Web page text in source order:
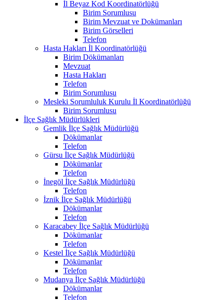
İl Beyaz Kod Koordinatörlüğü
Birim Sorumlusu
Birim Mevzuat ve Dokümanları
Birim Görselleri
Telefon
Hasta Hakları İl Koordinatörlüğü
Birim Dökümanları
Mevzuat
Hasta Hakları
Telefon
Birim Sorumlusu
Mesleki Sorumluluk Kurulu İl Koordinatörlüğü
Birim Sorumlusu
İlçe Sağlık Müdürlükleri
Gemlik İlçe Sağlık Müdürlüğü
Dökümanlar
Telefon
Gürsu İlçe Sağlık Müdürlüğü
Dökümanlar
Telefon
İnegöl İlçe Sağlık Müdürlüğü
Telefon
İznik İlçe Sağlık Müdürlüğü
Dökümanlar
Telefon
Karacabey İlçe Sağlık Müdürlüğü
Dökümanlar
Telefon
Kestel İlçe Sağlık Müdürlüğü
Dökümanlar
Telefon
Mudanya İlçe Sağlık Müdürlüğü
Dökümanlar
Telefon